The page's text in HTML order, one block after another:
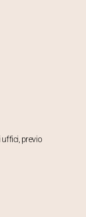
uffici, previo